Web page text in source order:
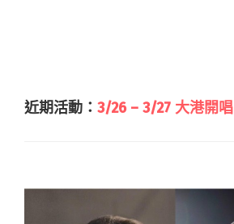
近期活動： 3/26 – 3/27 大港開唱